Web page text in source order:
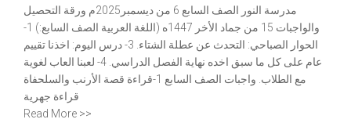
مدرسة النور الصف السابع 6 من ديسمبر2025م ورقة التحصيل
والواجبات 15 من جماد الأخر 1447ه (اللغة العربية الصف السابع:) 1-
الحوار الصباحي: التحدث عن عطلة الشتاء. 3- درس اليوم: اخذنا تقييم
عام على كل ما سبق اخده نهاية الفصل الدراسي. 4- لعبنا العاب لغوية
مع الطلاب. واجبات الصف السابع 1-قراءة قصة الأرنب والسلحفاة
قراءة جهرية
Read More >>